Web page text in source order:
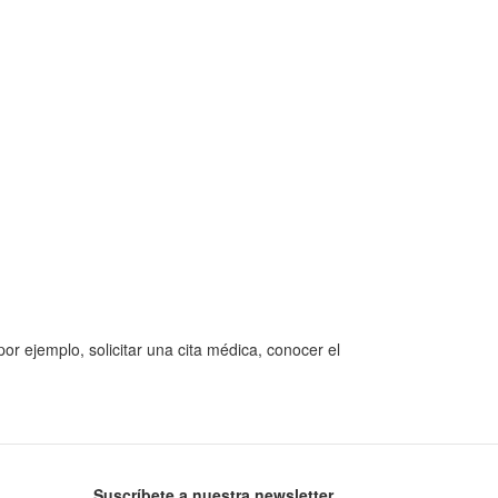
ejemplo, solicitar una cita médica, conocer el